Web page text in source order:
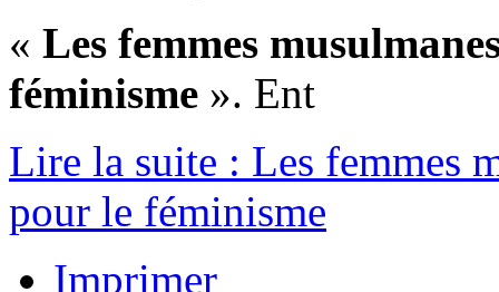
« Les femmes
féminisme ». Ent
Lire la suite : Les femmes
pour le féminisme
Imprimer